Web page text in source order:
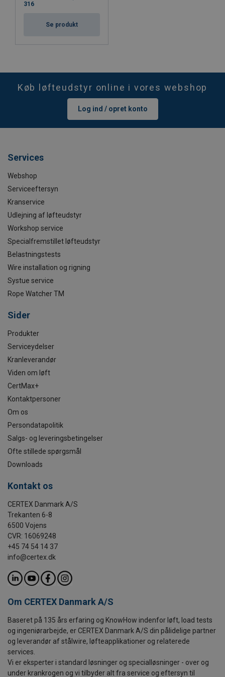
316
Se produkt
Køb løfteudstyr online i vores webshop
Log ind / opret konto
Services
Webshop
Serviceeftersyn
Kranservice
Udlejning af løfteudstyr
Workshop service
Specialfremstillet løfteudstyr
Belastningstests
Wire installation og rigning
Systue service
Rope Watcher TM
Sider
Produkter
Serviceydelser
Kranleverandør
Viden om løft
CertMax+
Kontaktpersoner
Om os
Persondatapolitik
Salgs- og leveringsbetingelser
Ofte stillede spørgsmål
Downloads
Kontakt os
CERTEX Danmark A/S
Trekanten 6-8
6500 Vojens
CVR: 16069248
+45 74 54 14 37
info@certex.dk
Om CERTEX Danmark A/S
Baseret på 135 års erfaring og KnowHow indenfor løft, load tests
og ingeniørarbejde, er CERTEX Danmark A/S din pålidelige partner
og leverandør af stålwire, løfteapplikationer og relaterede
services.
Vi er eksperter i standard løsninger og specialløsninger - over og
under krankrogen og vi tilbyder alt fra service og eftersyn til